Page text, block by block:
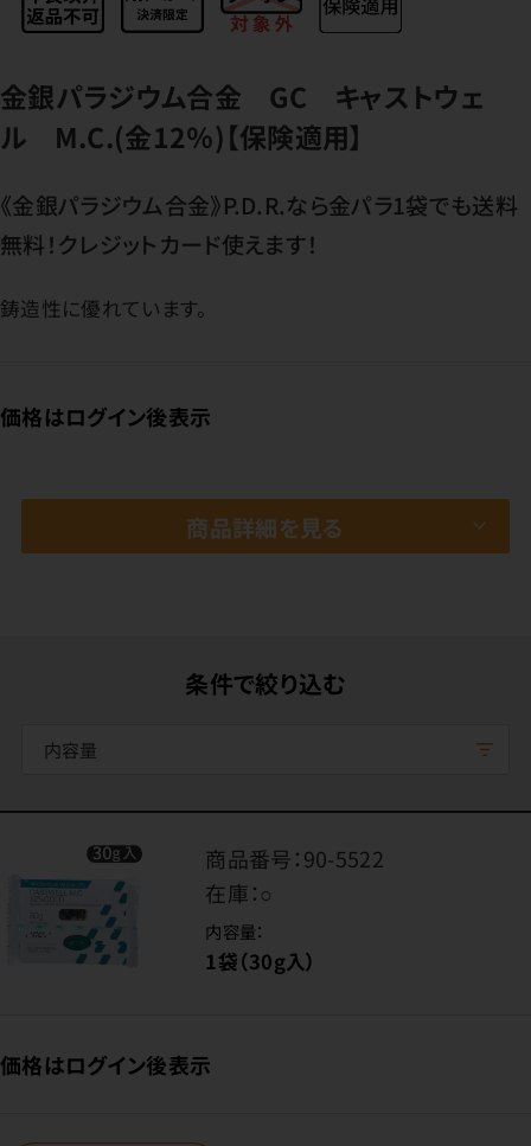
金銀パラジウム合金 GC キャストウェ
ル M.C.(金12％)【保険適用】
《金銀パラジウム合金》P.D.R.なら金パラ1袋でも送料
無料！クレジットカード使えます！
鋳造性に優れています。
価格はログイン後表示
商品詳細を見る
条件で絞り込む
内容量
商品番号：90-5522
在庫：○
内容量：
1袋（30g入）
価格はログイン後表示